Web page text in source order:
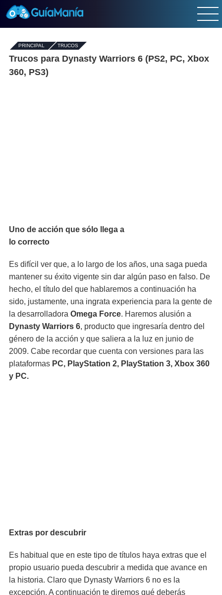
PRINCIPAL - TRUCOS
Trucos para Dynasty Warriors 6 (PS2, PC, Xbox
360, PS3)
Uno de acción que sólo llega a
lo correcto
Es difícil ver que, a lo largo de los años, una saga pueda
mantener su éxito vigente sin dar algún paso en falso. De
hecho, el título del que hablaremos a continuación ha
sido, justamente, una ingrata experiencia para la gente de
la desarrolladora Omega Force. Haremos alusión a
Dynasty Warriors 6, producto que ingresaría dentro del
género de la acción y que saliera a la luz en junio de
2009. Cabe recordar que cuenta con versiones para las
plataformas PC, PlayStation 2, PlayStation 3, Xbox 360
y PC.
Extras por descubrir
Es habitual que en este tipo de títulos haya extras que el
propio usuario pueda descubrir a medida que avance en
la historia. Claro que Dynasty Warriors 6 no es la
excepción. A continuación te diremos qué deberás